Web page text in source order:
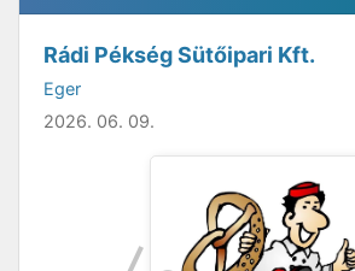
Rádi Pékség Sütőipari Kft.
Eger
2026. 06. 09.